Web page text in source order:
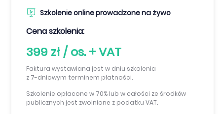
Szkolenie online prowadzone na żywo
Cena szkolenia:
399 zł / os. + VAT
Faktura wystawiana jest w dniu szkolenia
z 7-dniowym terminem płatności.
Szkolenie opłacone w 70% lub w całości ze środków
publicznych jest zwolnione z podatku VAT.